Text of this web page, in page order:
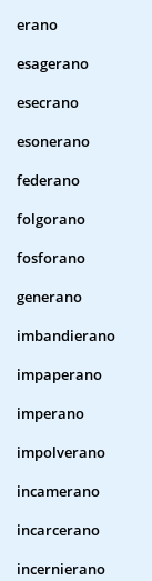
erano
esagerano
esecrano
esonerano
federano
folgorano
fosforano
generano
imbandierano
impaperano
imperano
impolverano
incamerano
incarcerano
incernierano